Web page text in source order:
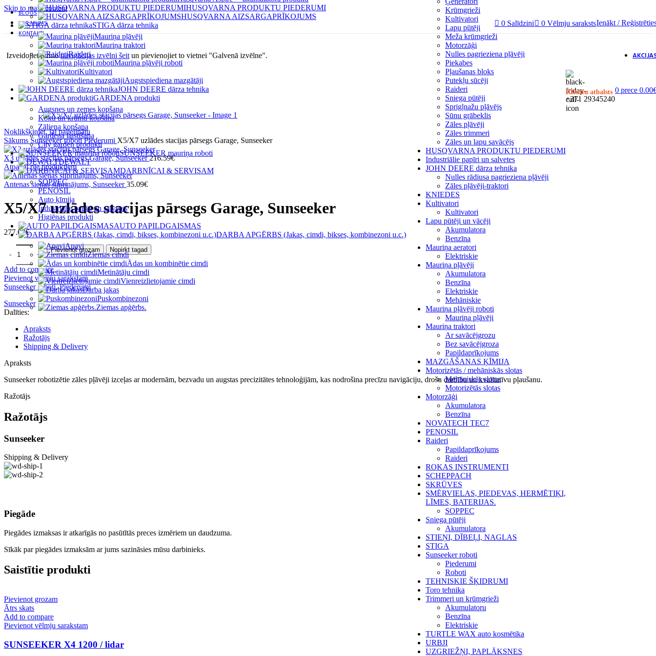
Skip to main content
BLOGS
PAR MUMS
KONTAKTI
0 Salīdzini 0 Vēlmju sarakstsIenākt /
Izveidojiet pirmonavigācijas izvēlni šeit un pievienojiet to vietnei "Galvenā izvēlne".
HUSQVARNA PRODUKTU PIEDERUMI
HUSQVARNA AIZSARGAPRĪKOJUMS
STIGA dārza tehnika
Mauriņa pļāvēji
Mauriņa traktori
Raideri
Mauriņa pļāvēji roboti
Kultivatori
Augstspiediena mazgātāji
JOHN DEERE dārza tehnika
GARDENA produkti
Augsnes un zemes kopšana
Koku un krūmu kopšana
Zāliena kopšana
Gardena laistīšana
City garden produkti
SUNSEEKER mauriņa roboti
DEWALT
DARBNĪCAI & SERVISAM
SOPPEC
PENOSIL
Auto ķīmija
Industriālie papīri un salvetes
Higiēnas produkti
AUTO PAPILDGAISMAS
DARBA APĢĒRBS (Jakas, cimdi, bikses, kombinezoni u.c.)
Apavi
Ziemas cimdi
Ādas un kombinētie cimdi
Metinātāju cimdi
Vienreizlietojamie cimdi
Darba jakas
Puskombinezoni
Ziemas apģērbs.
Krūmgrieži
Kultivatori
Lapu pūtēji
Meža krūmgrieži
Motorzāģi
Nulles pagrieziena pļāvēji
Piekabes
Pļaušanas bloks
Putekļu sūcēji
Raideri
Sniega pūtēji
Sprigļnažu pļāvējs
Sūnu grābeklis
Zāles pļāvēji
Zāles trimmeri
Zāles un lapu savācējs
HUSQVARNA PRODUKTU PIEDERUMI
Industriālie papīri un salvetes
JOHN DEERE dārza tehnika
Nulles rādiusa pagrieziena pļāvēji
Zāles pļāvēji-traktori
KNIEDES
Kultivatori
Kultivatori
Lapu pūtēji un vācēji
Akumulatora
Benzīna
Mauriņa aeratori
Elektriskie
Mauriņa pļāvēji
Akumulatora
Benzīna
Elektriskie
Mehāniskie
Mauriņa pļāvēji roboti
Mauriņa pļāvēji
Mauriņa traktori
Ar savācējgrozu
Bez savācējgroza
Papildaprīkojums
MAZGĀŠANAS ĶĪMIJA
Motorizētās / mehāniskās slotas
Mehāniskās slotas
Motorizētās slotas
Motorzāģi
Akumulatora
Benzīna
NOVATECH TEC7
PENOSIL
Raideri
Papildaprīkojums
Raideri
ROKAS INSTRUMENTI
SCHEPPACH
SKRŪVES
SMĒRVIELAS, PIEDEVAS, HERMĒTIĶI,
LĪMES, BATERIJAS.
SOPPEC
Sniega pūtēji
Akumulatora
STIEŅI, DĪBEĻI, NAGLAS
STIGA
Sunseeker roboti
Piederumi
Roboti
TEHNISKIE ŠĶIDRUMI
Toro tehnika
Trimmeri un krūmgrieži
Akumulatoru
Benzīna
Elektriskie
TURTLE WAX auto kosmētika
URBJI
UZGRIEŽŅI, PAPLĀKSNES
Klientu atbalsts
+371 29345240
0 prece 0.00
Noklikšķiniet, lai palielinātu
Sākums Sunseeker robotiPiederumi X5/X7 uzlādes stacijas pārsegs Garage, Sunseeker
X3 uzlādes stacijas pārsegs Garage, Sunseeker216.59€
Atpakaļ pie produktiem
Antenas sienas stiprinājums, Sunseeker35.09€
X5/X7 uzlādes stacijas pārsegs Garage, Sunseeker
277.09€
Pievienot grozam Nopirkt tagad
Add to compare
Pievienot vēlmju sarakstam
Sunseeker roboti, Piederumi
Sunseeker
Dalīties:
Apraksts
Ražotājs
Shipping & Delivery
Apraksts
Sunseeker robotizētie zāles pļāvēji izceļas ar modernām, bezvadu un augstas precizitātes tehnoloģijām, kas nodrošina precīzu navigāciju, drošu darbību un kvalitatīvu pļaušanu.
Ražotājs
Ražotājs
Sunseeker
Shipping & Delivery
Piegāde
Piegādes izmaksas ir atkarīgās no pasūtītās preces izmēriem un daudzuma.
Sīkāk par piegādes izmaksām ar jums sazināsies mūsu darbinieks.
Saistītie produkti
Pievienot grozam
Ātrs skats
Add to compare
Pievienot vēlmju sarakstam
SUNSEEKER X4 1200 / lidar